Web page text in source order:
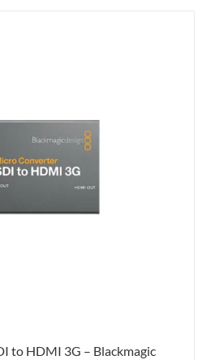
to HDMI 3G – Blackmagic